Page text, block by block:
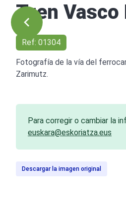
Tren Vasco
Ref: 01304
Fotografía de la vía del
Zarimutz.
Para corregir o cambiar la
euskara@eskoriatza.eus
Descargar la imagen original